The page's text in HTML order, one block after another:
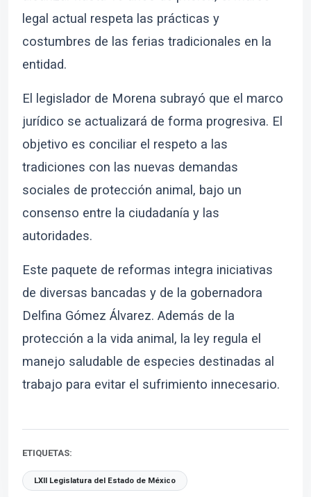
legal actual respeta las prácticas y
costumbres de las ferias tradicionales en la
entidad.
El legislador de Morena subrayó que el marco
jurídico se actualizará de forma progresiva. El
objetivo es conciliar el respeto a las
tradiciones con las nuevas demandas
sociales de protección animal, bajo un
consenso entre la ciudadanía y las
autoridades.
Este paquete de reformas integra iniciativas
de diversas bancadas y de la gobernadora
Delfina Gómez Álvarez. Además de la
protección a la vida animal, la ley regula el
manejo saludable de especies destinadas al
trabajo para evitar el sufrimiento innecesario.
ETIQUETAS:
LXII Legislatura del Estado de México